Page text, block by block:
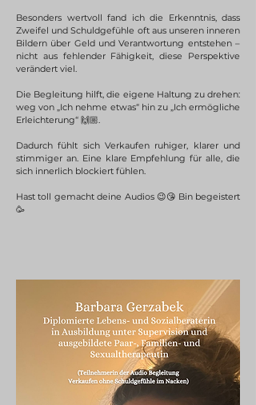
Besonders wertvoll fand ich die Erkenntnis, dass
Zweifel und Schuldgefühle oft aus unseren inneren
Bildern über Geld und Verantwortung entstehen –
nicht aus fehlender Fähigkeit, diese Perspektive
verändert viel.
Die Begleitung hilft, die eigene Haltung zu drehen:
weg von „Ich nehme etwas“ hin zu „Ich ermögliche
Erleichterung“ 🙌🏼.
Dadurch fühlt sich Verkaufen ruhiger, klarer und
stimmiger an. Eine klare Empfehlung für alle, die
sich innerlich blockiert fühlen.
Hast toll gemacht deine Audios 😉😘 Bin begeistert
🥳